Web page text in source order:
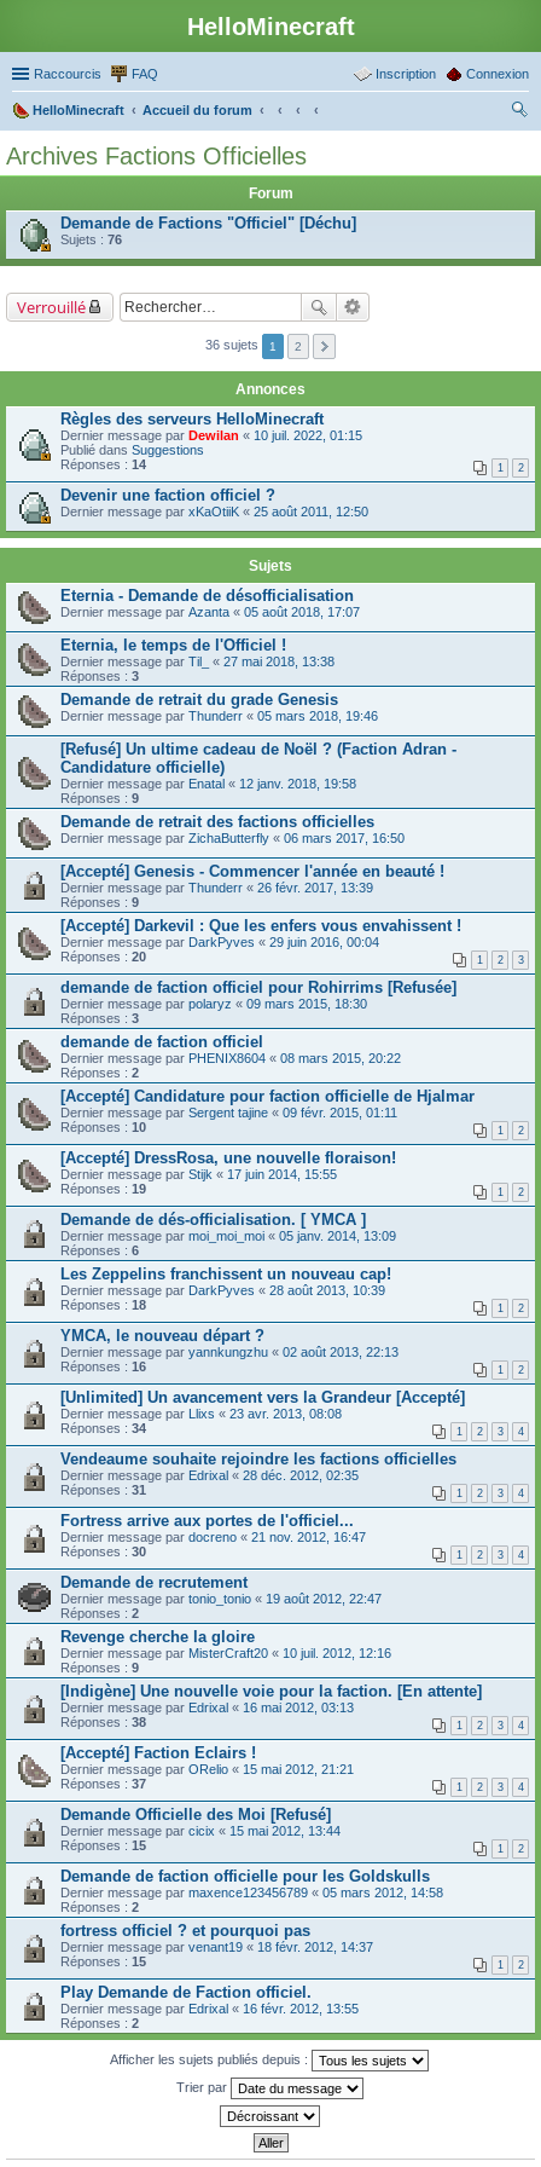
HelloMinecraft
Raccourcis FAQ Connexion
Inscription
HelloMinecraft
Accueil du forum
Archives Factions Officielles
Forum
Demande de Factions "Officiel" [Déchu]
Sujets : 76
Verrouillé
36 sujets 1 2
Annonces
Règles des serveurs HelloMinecraft
Dernier message par Dewilan « 10 juil. 2022, 01:15
Publié dans Suggestions
Réponses : 14 1 2
Devenir une faction officiel ?
Dernier message par xKaOtiiK « 25 août 2011, 12:50
Sujets
Eternia - Demande de désofficialisation
Dernier message par Azanta « 05 août 2018, 17:07
Eternia, le temps de l'Officiel !
Dernier message par Til_ « 27 mai 2018, 13:38
Réponses : 3
Demande de retrait du grade Genesis
Dernier message par Thunderr « 05 mars 2018, 19:46
[Refusé] Un ultime cadeau de Noël ? (Faction Adran -
Candidature officielle)
Dernier message par Enatal « 12 janv. 2018, 19:58
Réponses : 9
Demande de retrait des factions officielles
Dernier message par ZichaButterfly « 06 mars 2017, 16:50
[Accepté] Genesis - Commencer l'année en beauté !
Dernier message par Thunderr « 26 févr. 2017, 13:39
Réponses : 9
[Accepté] Darkevil : Que les enfers vous envahissent !
Dernier message par DarkPyves « 29 juin 2016, 00:04
Réponses : 20 1 2 3
demande de faction officiel pour Rohirrims [Refusée]
Dernier message par polaryz « 09 mars 2015, 18:30
Réponses : 3
demande de faction officiel
Dernier message par PHENIX8604 « 08 mars 2015, 20:22
Réponses : 2
[Accepté] Candidature pour faction officielle de Hjalmar
Dernier message par Sergent tajine « 09 févr. 2015, 01:11
Réponses : 10 1 2
[Accepté] DressRosa, une nouvelle floraison!
Dernier message par Stijk « 17 juin 2014, 15:55
Réponses : 19 1 2
Demande de dés-officialisation. [ YMCA ]
Dernier message par moi_moi_moi « 05 janv. 2014, 13:09
Réponses : 6
Les Zeppelins franchissent un nouveau cap!
Dernier message par DarkPyves « 28 août 2013, 10:39
Réponses : 18 1 2
YMCA, le nouveau départ ?
Dernier message par yannkungzhu « 02 août 2013, 22:13
Réponses : 16 1 2
[Unlimited] Un avancement vers la Grandeur [Accepté]
Dernier message par Llixs « 23 avr. 2013, 08:08
Réponses : 34 1 2 3 4
Vendeaume souhaite rejoindre les factions officielles
Dernier message par Edrixal « 28 déc. 2012, 02:35
Réponses : 31 1 2 3 4
Fortress arrive aux portes de l'officiel...
Dernier message par docreno « 21 nov. 2012, 16:47
Réponses : 30 1 2 3 4
Demande de recrutement
Dernier message par tonio_tonio « 19 août 2012, 22:47
Réponses : 2
Revenge cherche la gloire
Dernier message par MisterCraft20 « 10 juil. 2012, 12:16
Réponses : 9
[Indigène] Une nouvelle voie pour la faction. [En attente]
Dernier message par Edrixal « 16 mai 2012, 03:13
Réponses : 38 1 2 3 4
[Accepté] Faction Eclairs !
Dernier message par ORelio « 15 mai 2012, 21:21
Réponses : 37 1 2 3 4
Demande Officielle des Moi [Refusé]
Dernier message par cicix « 15 mai 2012, 13:44
Réponses : 15 1 2
Demande de faction officielle pour les Goldskulls
Dernier message par maxence123456789 « 05 mars 2012, 14:58
Réponses : 2
fortress officiel ? et pourquoi pas
Dernier message par venant19 « 18 févr. 2012, 14:37
Réponses : 15 1 2
Play Demande de Faction officiel.
Dernier message par Edrixal « 16 févr. 2012, 13:55
Réponses : 2
Afficher les sujets publiés depuis :
Trier par